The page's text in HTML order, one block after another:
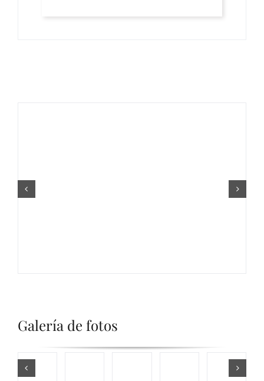
Galería de fotos